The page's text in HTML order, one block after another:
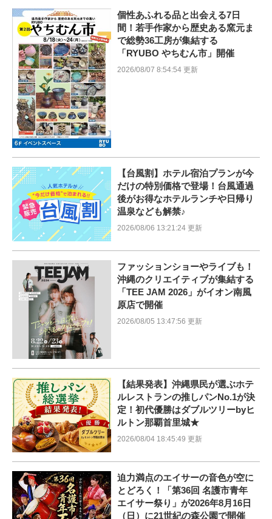
個性あふれる品と出会える7日
間！若手作家から歴史ある窯元ま
で総勢36工房が集結する
「RYUBO やちむん市」開催
2026/08/07 8:54:54 更新
【台風割】ホテル宿泊プランが今
だけの特別価格で登場！台風通過
後がお得なホテルランチや日帰り
温泉なども解禁♪
2026/08/06 13:21:24 更新
ファッションショーやライブも！
沖縄のクリエイティブが集結する
「TEE JAM 2026」がイオン南風
原店で開催
2026/08/05 13:47:56 更新
【結果発表】沖縄県民が選ぶホテ
ルレストランの推しパンNo.1が決
定！初代優勝はダブルツリーbyヒ
ルトン那覇首里城★
2026/08/04 18:45:49 更新
迫力満点のエイサーの音色が空に
とどろく！「第36回 名護市青年
エイサー祭り」が2026年8月16日
（日）に21世紀の森公園で開催